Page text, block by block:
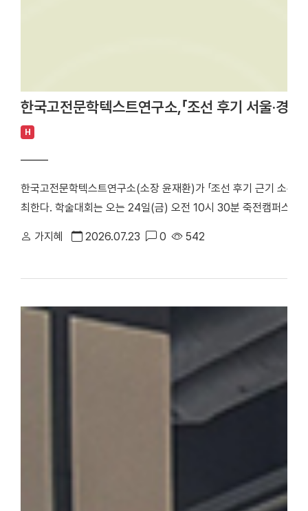
한국고전문학텍스트연구소,「조선 후기 서울·경
H
한국고전문학텍스트연구소(소장 윤재환)가 「조선 후기 근기 소론
최한다. 학술대회는 오는 24일(금) 오전 10시 30분 죽전캠퍼스
론 형성기 문인의 전개와 문학론」을 발표·토론한다. △유진희 연구
반 소론계 관료 문인의 시문학」을 발표·토론한다. 2부 세션에서
문학 이론」으로 시작된다. 이어 △유명석 연구교수(단국대)와 송
시문학」을 발표·토론한다. △박희인 연구교수(단국대)와 김민학
관과 시적 지향」을 발표·토론한다. △채지수 연구교수(단국대)와
이씨 문인들의 문학론과 한시」를 발표·토론한다. △이황진 교수(
론계 문인의 문학론과 한시」를 발표·토론한다. 윤재환 소장은 "
가지혜 2026.07.23 0 542